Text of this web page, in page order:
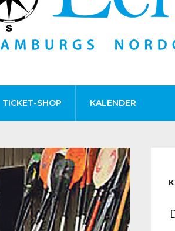
TICKET-SHOP KALENDER